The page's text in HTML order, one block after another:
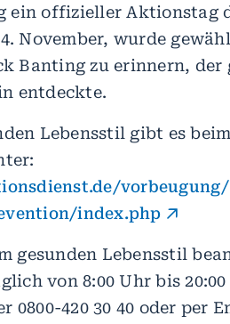
ein offizieller Aktionstag
November, wurde
Banting zu erinnern, der
entdeckte.
Lebensstil gibt es beim
index.php
gesunden Lebensstil
von 8:00 Uhr bis
0800-420 30 40 oder per